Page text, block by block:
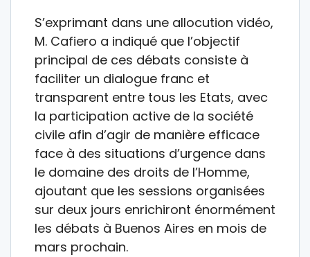
S’exprimant dans une allocution vidéo,
M. Cafiero a indiqué que l’objectif
principal de ces débats consiste à
faciliter un dialogue franc et
transparent entre tous les Etats, avec
la participation active de la société
civile afin d’agir de manière efficace
face à des situations d’urgence dans
le domaine des droits de l’Homme,
ajoutant que les sessions organisées
sur deux jours enrichiront énormément
les débats à Buenos Aires en mois de
mars prochain.